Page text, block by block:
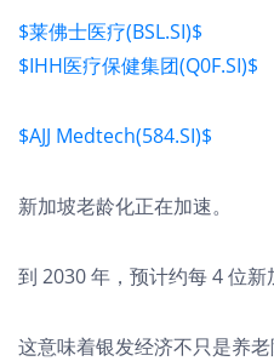
$莱佛士医疗(BSL.SI)$
$IHH医疗保健集团(Q0F.SI)$
$AJJ Medtech(584.SI)$
新加坡老龄化正在加速。
到 2030 年，预计约每 4 位
这意味着银发经济不只是养